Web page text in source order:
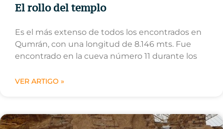
El rollo del templo
Es el más extenso de todos los encontrados en
Qumrán, con una longitud de 8.146 mts. Fue
encontrado en la cueva número 11 durante los
VER ARTIGO »